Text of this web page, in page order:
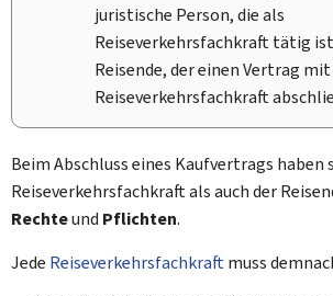
juristische Person, die als
Reiseverkehrsfachkraft tätig
Reisende, der einen Vertrag
Reiseverkehrsfachkraft
Beim Abschluss eines Kaufvertrags haben
Reiseverkehrsfachkraft als auch der
Rechteund Pflichten.
Jede Reiseverkehrsfachkraft muss